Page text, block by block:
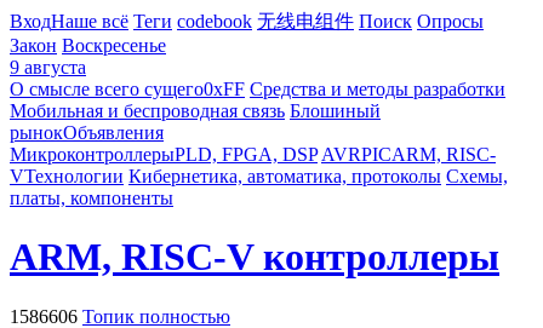
ВходНаше всё Теги codebook 无线电组件 Поиск Опросы
Закон Воскресенье
9 августа
О смысле всего сущего0xFF Средства и методы разработки
Мобильная и беспроводная связь Блошиный
рынокОбъявления
МикроконтроллерыPLD, FPGA, DSP AVRPICARM, RISC-
VТехнологии Кибернетика, автоматика, протоколы Схемы,
платы, компоненты
ARM, RISC-V контроллеры
1586606 Топик полностью